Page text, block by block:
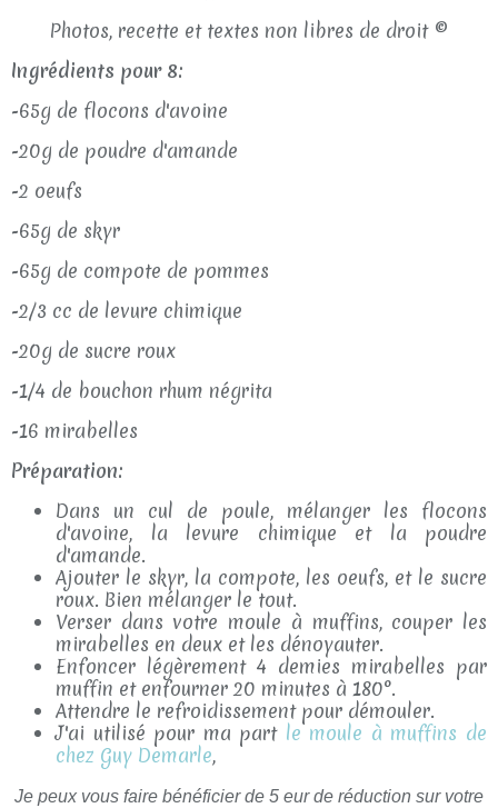
Photos, recette et textes non libres de droit ©
Ingrédients pour 8:
-65g de flocons d'avoine
-20g de poudre d'amande
-2 oeufs
-65g de skyr
-65g de compote de pommes
-2/3 cc de levure chimique
-20g de sucre roux
-1/4 de bouchon rhum négrita
-16 mirabelles
Préparation:
Dans un cul de poule, mélanger les flocons
d'avoine, la levure chimique et la poudre
d'amande.
Ajouter le skyr, la compote, les oeufs, et le sucre
roux. Bien mélanger le tout.
Verser dans votre moule à muffins, couper les
mirabelles en deux et les dénoyauter.
Enfoncer légèrement 4 demies mirabelles par
muffin et enfourner 20 minutes à 180°.
Attendre le refroidissement pour démouler.
J'ai utilisé pour ma part le moule à muffins de
chez Guy Demarle,
Je peux vous faire bénéficier de 5 eur de réduction sur votre